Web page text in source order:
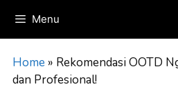
content
Menu
Home » Rekomendasi OOTD
dan Profesional!